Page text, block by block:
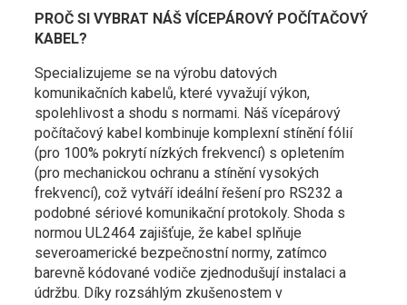
PROČ SI VYBRAT NÁŠ VÍCEPÁROVÝ POČÍTAČOVÝ
KABEL?
Specializujeme se na výrobu datových
komunikačních kabelů, které vyvažují výkon,
spolehlivost a shodu s normami. Náš vícepárový
počítačový kabel kombinuje komplexní stínění fólií
(pro 100% pokrytí nízkých frekvencí) s opletením
(pro mechanickou ochranu a stínění vysokých
frekvencí), což vytváří ideální řešení pro RS232 a
podobné sériové komunikační protokoly. Shoda s
normou UL2464 zajišťuje, že kabel splňuje
severoamerické bezpečnostní normy, zatímco
barevně kódované vodiče zjednodušují instalaci a
údržbu. Díky rozsáhlým zkušenostem v